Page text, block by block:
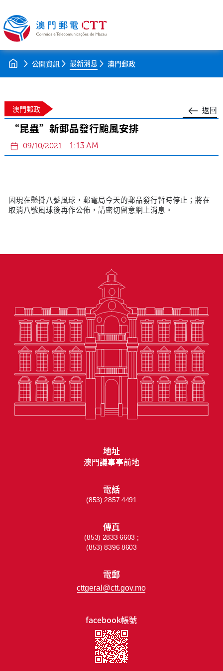
公開資訊 最新消息 澳門郵政
返回
澳門郵政
“昆蟲”新郵品發行颱風安排
09/10/2021 1:13 AM
因現在懸掛八號風球，郵電局今天的郵品發行暫時停止；將在
取消八號風球後再作公佈，請密切留意網上消息。
facebook帳號
地址
澳門議事亭前地
電話
(853) 2857 4491
傳真
(853) 2833 6603 ;
(853) 8396 8603
電郵
cttgeral@ctt.gov.mo